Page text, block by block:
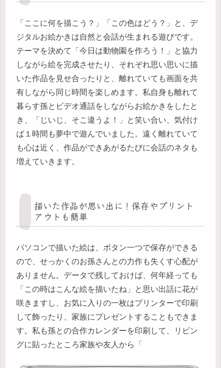
「ここに何を描こう？」「この色はどう？」と、デ
ジタルお絵かきは自然と会話が生まれる遊びです。
テーマを決めて「今日は動物園を作ろう！」と協力
しながら絵を完成させたり、それぞれ思い思いに描
いた作品を見せ合ったりと、離れていても画面を共
有しながら同じ時間を楽しめます。私自身も離れて
暮らす孫とビデオ通話をしながらお絵かきをしたと
き、「じいじ、そこ違うよ！」と笑い合い、気付け
ば１時間も夢中で遊んでいました。遠く離れていて
も心は近く、作品ができあがるたびに会話のネタも
増えていきます。
描いた作品が思い出に！保存やプリント
アウトも簡単
パソコンで描いた絵は、ボタン一つで保存ができる
ので、せっかくのお孫さんとの力作も失くす心配が
ありません。データで残しておけば、何年経っても
「この時はこんな絵を描いたね」と思い出話に花が
咲きますし、お気に入りの一枚はプリンターで印刷
して飾ったり、家族にプレゼントすることもできま
す。私も孫との合作カレンダーを印刷して、リビン
グに貼ったところ家族や友人から「